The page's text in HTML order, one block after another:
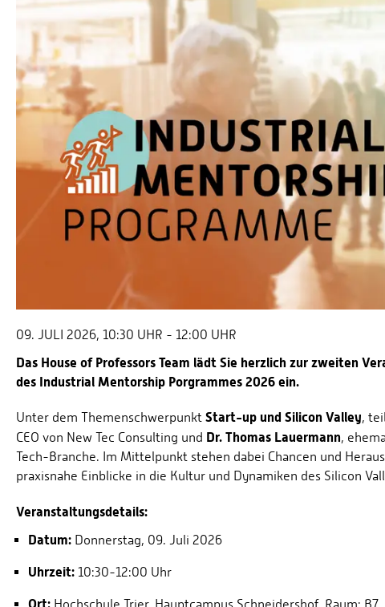
09. JULI 2026, 10:30 UHR - 12:00 UHR
Das House of Professors Team lädt Sie herzlich zur zweiten
des Industrial Mentorship Porgrammes 2026 ein.
Unter dem Themenschwerpunkt Start-up und Silicon Valley,
CEO von New Tec Consulting und Dr. Thomas Lauermann,
Tech-Branche. Im Mittelpunkt stehen dabei Chancen und
praxisnahe Einblicke in die Kultur und Dynamiken des Silicon
Veranstaltungsdetails:
Datum: Donnerstag, 09. Juli 2026
Uhrzeit: 10:30-12:00 Uhr
Ort: Hochschule Trier, Hauptcampus Schneidershof, Raum: B7